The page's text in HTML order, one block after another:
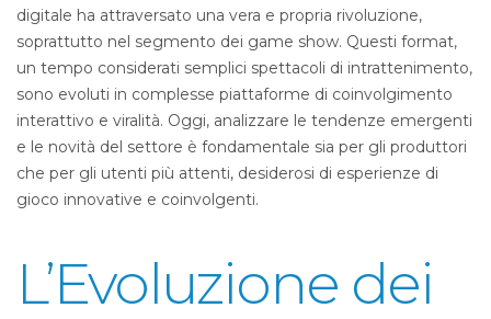
digitale ha attraversato una vera e propria rivoluzione,
soprattutto nel segmento dei game show. Questi format,
un tempo considerati semplici spettacoli di intrattenimento,
sono evoluti in complesse piattaforme di coinvolgimento
interattivo e viralità. Oggi, analizzare le tendenze emergenti
e le novità del settore è fondamentale sia per gli produttori
che per gli utenti più attenti, desiderosi di esperienze di
gioco innovative e coinvolgenti.
L’Evoluzione dei